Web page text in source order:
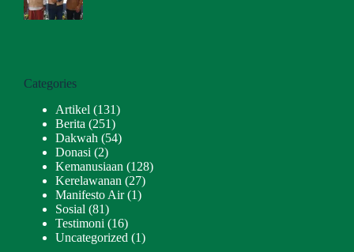
Categories
Artikel (131)
Berita (251)
Dakwah (54)
Donasi (2)
Kemanusiaan (128)
Kerelawanan (27)
Manifesto Air(1)
Sosial (81)
Testimoni (16)
Uncategorized (1)